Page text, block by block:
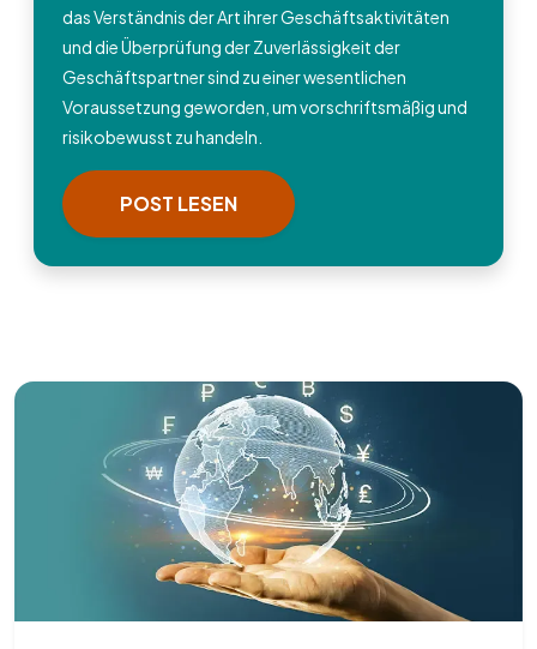
das Verständnis der Art ihrer Geschäftsaktivitäten
und die Überprüfung der Zuverlässigkeit der
Geschäftspartner sind zu einer wesentlichen
Voraussetzung geworden, um vorschriftsmäßig und
risikobewusst zu handeln.
POST LESEN